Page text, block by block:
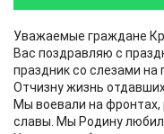
Уважаемые граждане
Вас поздравляю с
праздник со слезами на
Отчизну жизнь
Мы воевали на фронтах,
славы. Мы Родину